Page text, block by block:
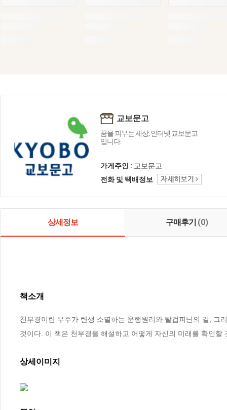
교보문고
꿈을 피우는 세상, 인터넷 교보문고
입니다.
가게주인 : 교보문고
전화 및 택배정보
상세정보 구매후기 (0)
책소개
천부경이란 우주가 탄생 소멸하는 운행원리와 탈겁피난의 길, 그
것이다. 이 책은 천부경을 해설하고 어떻게 자신의 미래를 확인할
상세이미지